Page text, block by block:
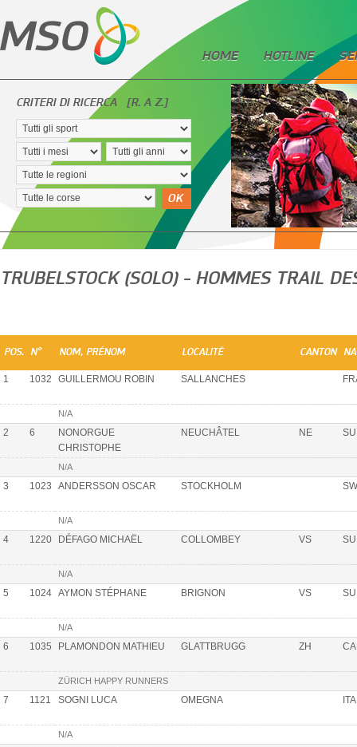
HOME HOTLINE
CRITERI DI RICERCA [R. A Z.]
OK
TRUBELSTOCK (SOLO) - HOMMES TRAIL
POS. N° NOM, PRÉNOM LOCALITÉ CANTON
1 1032 GUILLERMOU ROBIN SALLANCHES
N/A
2 6
NONORGUE
CHRISTOPHE
NEUCHÂTEL NE
N/A
3 1023 ANDERSSON OSCAR STOCKHOLM
N/A
4 1220 DÉFAGO MICHAËL COLLOMBEY VS
N/A
5 1024 AYMON STÉPHANE BRIGNON VS
N/A
6 1035 PLAMONDON MATHIEU GLATTBRUGG ZH
ZÜRICH HAPPY RUNNERS
7 1121 SOGNI LUCA OMEGNA ITA
N/A